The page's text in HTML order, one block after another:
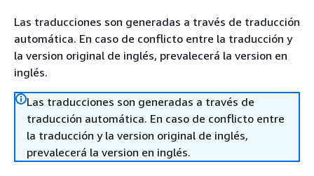
Las traducciones son generadas a través de traducción
automática. En caso de conflicto entre la traducción y
la version original de inglés, prevalecerá la version en
inglés.
Las traducciones son generadas a través de
traducción automática. En caso de conflicto entre
la traducción y la version original de inglés,
prevalecerá la version en inglés.